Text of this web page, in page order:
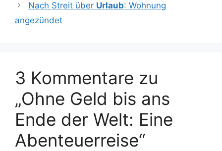
Nach Streit über Urlaub: Wohnung
angezündet
3 Kommentare zu
„Ohne Geld bis ans
Ende der Welt: Eine
Abenteuerreise“